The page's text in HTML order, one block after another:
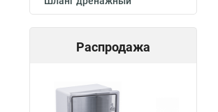
Распродажа